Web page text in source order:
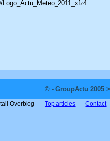
© - GroupActu 2005
Overblog Top articles Contact